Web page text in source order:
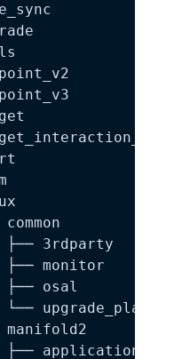
3rdparty
monitor
osal
application